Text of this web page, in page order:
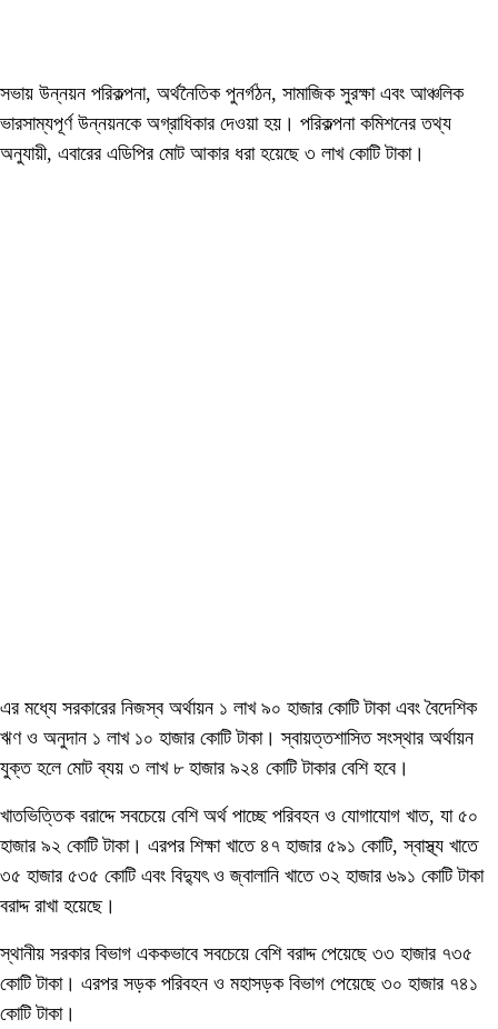
সভায় উন্নয়ন পরিকল্পনা, অর্থনৈতিক পুনর্গঠন, সামাজিক সুরক্ষা এবং আঞ্চলিক
ভারসাম্যপূর্ণ উন্নয়নকে অগ্রাধিকার দেওয়া হয়। পরিকল্পনা কমিশনের তথ্য
অনুযায়ী, এবারের এডিপির মোট আকার ধরা হয়েছে ৩ লাখ কোটি টাকা।
এর মধ্যে সরকারের নিজস্ব অর্থায়ন ১ লাখ ৯০ হাজার কোটি টাকা এবং বৈদেশিক
ঋণ ও অনুদান ১ লাখ ১০ হাজার কোটি টাকা। স্বায়ত্তশাসিত সংস্থার অর্থায়ন
যুক্ত হলে মোট ব্যয় ৩ লাখ ৮ হাজার ৯২৪ কোটি টাকার বেশি হবে।
খাতভিত্তিক বরাদ্দে সবচেয়ে বেশি অর্থ পাচ্ছে পরিবহন ও যোগাযোগ খাত, যা ৫০
হাজার ৯২ কোটি টাকা। এরপর শিক্ষা খাতে ৪৭ হাজার ৫৯১ কোটি, স্বাস্থ্য খাতে
৩৫ হাজার ৫৩৫ কোটি এবং বিদ্যুৎ ও জ্বালানি খাতে ৩২ হাজার ৬৯১ কোটি টাকা
বরাদ্দ রাখা হয়েছে।
স্থানীয় সরকার বিভাগ এককভাবে সবচেয়ে বেশি বরাদ্দ পেয়েছে ৩৩ হাজার ৭৩৫
কোটি টাকা। এরপর সড়ক পরিবহন ও মহাসড়ক বিভাগ পেয়েছে ৩০ হাজার ৭৪১
কোটি টাকা।